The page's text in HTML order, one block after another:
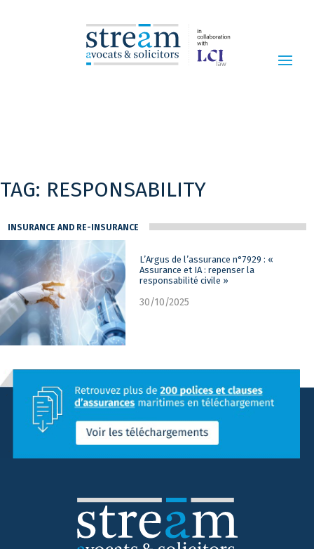
TAG: RESPONSABILITY
INSURANCE AND RE-INSURANCE
L’Argus de l’assurance n°7929 : «
Assurance et IA : repenser la
responsabilité civile »
30/10/2025